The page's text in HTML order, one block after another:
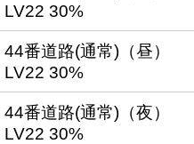
LV22 30%
44番道路(通常)（昼）
LV22 30%
44番道路(通常)（夜）
LV22 30%